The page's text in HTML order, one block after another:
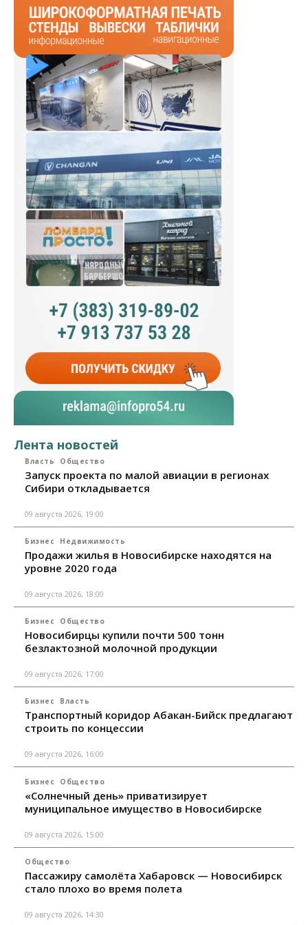
Лента новостей
Власть Общество
Запуск проекта по малой авиации в регионах
Сибири откладывается
09 августа 2026, 19:00
Бизнес Недвижимость
Продажи жилья в Новосибирске находятся на
уровне 2020 года
09 августа 2026, 18:00
Бизнес Общество
Новосибирцы купили почти 500 тонн
безлактозной молочной продукции
09 августа 2026, 17:00
Бизнес Власть
Транспортный коридор Абакан-Бийск предлагают
строить по концессии
09 августа 2026, 16:00
Бизнес Общество
«Солнечный день» приватизирует
муниципальное имущество в Новосибирске
09 августа 2026, 15:00
Общество
Пассажиру самолёта Хабаровск — Новосибирск
стало плохо во время полета
09 августа 2026, 14:30